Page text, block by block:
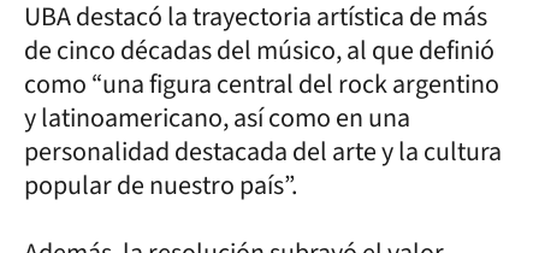
UBA destacó la trayectoria artística de más
de cinco décadas del músico, al que definió
como “una figura central del rock argentino
y latinoamericano, así como en una
personalidad destacada del arte y la cultura
popular de nuestro país”.